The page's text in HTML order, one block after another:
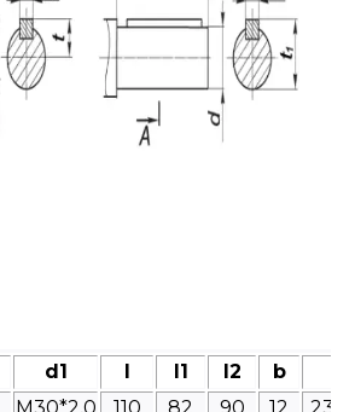
d1 l l1 l2 b